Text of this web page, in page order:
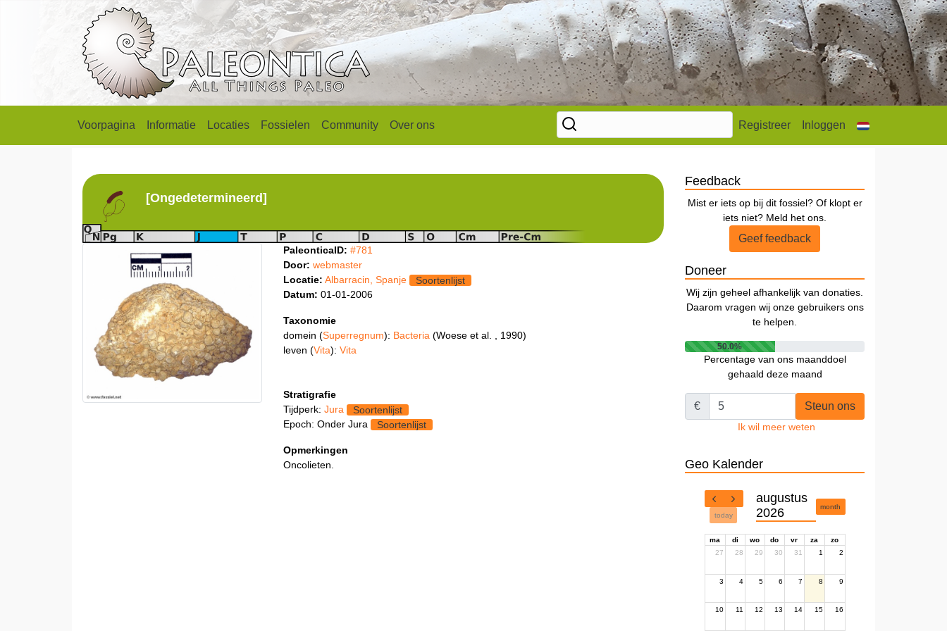
Voorpagina Informatie Locaties Fossielen Community Over ons Registreer Inloggen
[Ongedetermineerd]
PaleonticaID: #781
Door: webmaster
Locatie: Albarracin, Spanje
Soortenlijst
Datum: 01-01-2006
Taxonomie
domein (Superregnum): Bacteria (Woese et al. , 1990)
leven (Vita): Vita
Stratigrafie
Tijdperk: Jura
Soortenlijst
Epoch: Onder Jura
Soortenlijst
Opmerkingen
Oncolieten.
Feedback
Mist er iets op bij dit fossiel? Of klopt er
iets niet? Meld het ons.
Geef feedback
Doneer
Wij zijn geheel afhankelijk van donaties.
Daarom vragen wij onze gebruikers ons
te helpen.
50.0%
Percentage van ons maanddoel
gehaald deze maand
€ Steun ons
Ik wil meer weten
Geo Kalender
today
augustus
2026
month
ma di wo do vr za
zo
27
28 29 30 31 1 2
3 4 5 6 7 8 9
10 11 12 13 14 15 16